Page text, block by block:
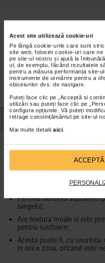
Acest site utilizează cookie-uri
Pe lângă cookie-urile care sunt
site web, folosim cookie-uri care
pe site-ul nostru și ajută la
ul, de exemplu, făcând rezultatele
pentru a măsura performanța site-
instrumente de urmărire pentru a
obiceiurilor dvs. de navigare.
Puteți face clic pe „Acceptă si
utilizări sau puteți face clic pe
configura opțiunile. Vă puteți
retrage consimțământul pe site-ul
Mai multe detalii aici.
Bandaj cu cleme
de elasticitate ridicat,
sangelui si cu textura
Preturile si promotiile afisate
valabile pentru comenzile
Detalii
confruntati cu intinderi de
sportive sau rani, dar si ca
Beneficii SANA Bandaj
Este un bandaj cu nivel
Permite aerisirea suprafetei
sangelui;
Are textura moale si este
pentru sustinere;
Acesta poate fi, cu
in orice zona, oricand este